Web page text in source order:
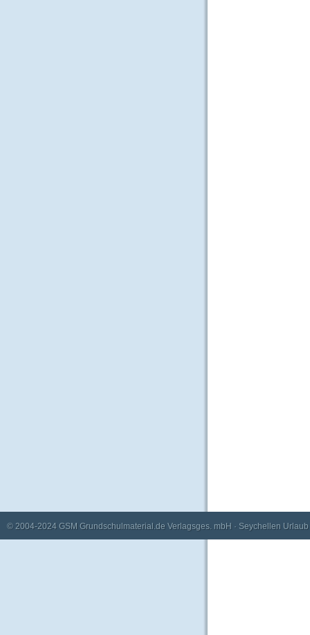
© 2004-2024 GSM Grundschulmaterial.de Verlagsges. mbH · Seychellen Urlaub